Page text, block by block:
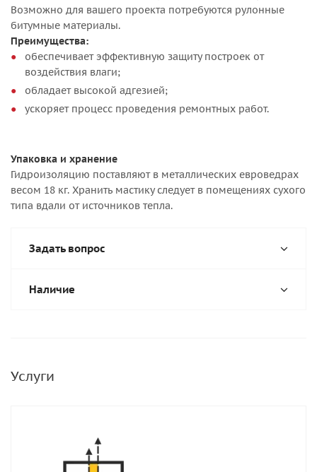
Возможно для вашего проекта потребуются рулонные
битумные материалы.
Преимущества:
обеспечивает эффективную защиту построек от
воздействия влаги;
обладает высокой адгезией;
ускоряет процесс проведения ремонтных работ.
Упаковка и хранение
Гидроизоляцию поставляют в металлических евроведрах
весом 18 кг. Хранить мастику следует в помещениях сухого
типа вдали от источников тепла.
Задать вопрос
Наличие
Услуги